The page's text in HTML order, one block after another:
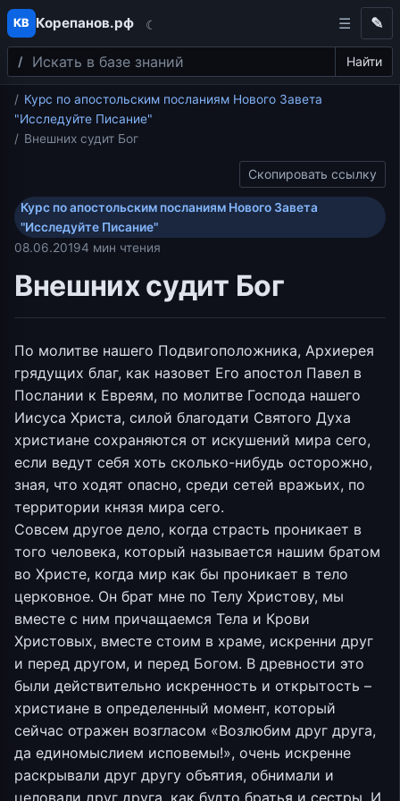
Перейти к содержимому
КВ Корепанов.рф ☾
Поиск Найти
✎
Главная
Курс по апостольским посланиям Нового Завета
"Исследуйте Писание"
Внешних судит Бог
Скопировать ссылку
Курс по апостольским посланиям Нового Завета
"Исследуйте Писание"
08.06.20194 мин чтения
Внешних судит Бог
По молитве нашего Подвигоположника, Архиерея
грядущих благ, как назовет Его апостол Павел в
Послании к Евреям, по молитве Господа нашего
Иисуса Христа, силой благодати Святого Духа
христиане сохраняются от искушений мира сего,
если ведут себя хоть сколько-нибудь осторожно,
зная, что ходят опасно, среди сетей вражьих, по
территории князя мира сего.
Совсем другое дело, когда страсть проникает в
того человека, который называется нашим братом
во Христе, когда мир как бы проникает в тело
церковное. Он брат мне по Телу Христову, мы
вместе с ним причащаемся Тела и Крови
Христовых, вместе стоим в храме, искренни друг
и перед другом, и перед Богом. В древности это
были действительно искренность и открытость –
христиане в определенный момент, который
сейчас отражен возгласом «Возлюбим друг друга,
да единомыслием исповемы!», очень искренне
раскрывали друг другу объятия, обнимали и
целовали друг друга, как будто братья и сестры. И